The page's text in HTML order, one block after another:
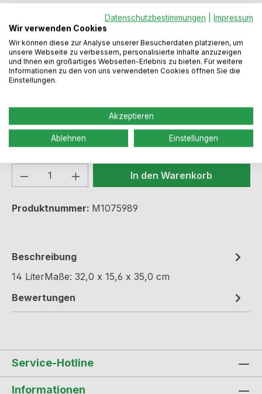
Regulärer Preis:
24,49 €
Preise inkl. MwSt. zzgl. Versandkosten
Sofort verfügbar, Lieferzeit: 1-3 Werktage
Produkt Anzahl: Gib denIn den Warenkorb
Produktnummer: M1075989
Beschreibung
14 LiterMaße: 32,0 x 15,6 x 35,0 cm
Bewertungen
Service-Hotline
Informationen
Datenschutzbestimmungen
Impressum
Wir verwenden Cookies
Wir können diese zur Analyse unserer Besucherdaten platzieren, um
unsere Webseite zu verbessern, personalisierte Inhalte anzuzeigen
und Ihnen ein großartiges Webseiten-Erlebnis zu bieten. Für weitere
Informationen zu den von uns verwendeten Cookies öffnen Sie die
Einstellungen.
Akzeptieren
Ablehnen Einstellungen